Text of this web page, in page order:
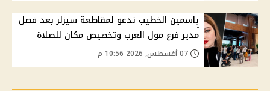
ياسمين الخطيب تدعو لمقاطعة سيزلر بعد فصل
مدير فرع مول العرب وتخصيص مكان للصلاة